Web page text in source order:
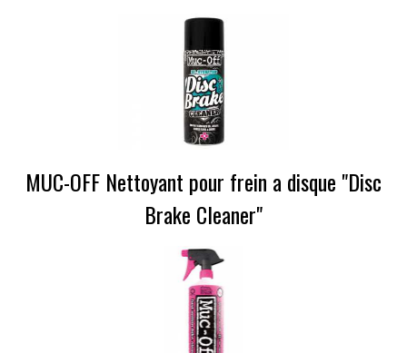
MUC-OFF Nettoyant pour frein a disque "Disc
Brake Cleaner"